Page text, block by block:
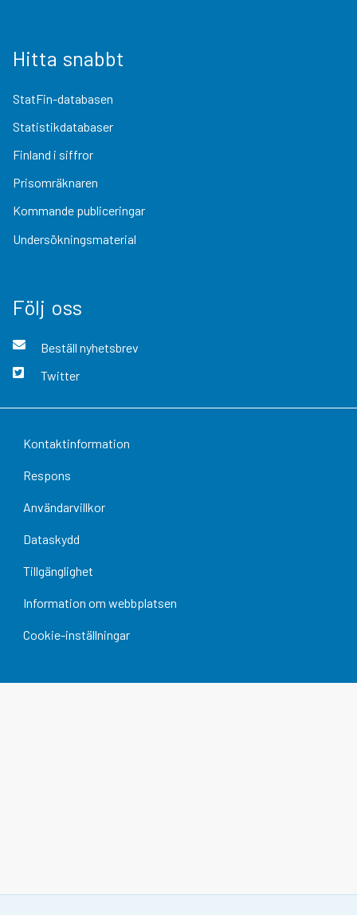
Hitta snabbt
StatFin-databasen
Statistikdatabaser
Finland i siffror
Prisomräknaren
Kommande publiceringar
Undersökningsmaterial
Följ oss
Beställ nyhetsbrev
Twitter
Kontaktinformation
Respons
Användarvillkor
Dataskydd
Tillgänglighet
Information om webbplatsen
Cookie-inställningar